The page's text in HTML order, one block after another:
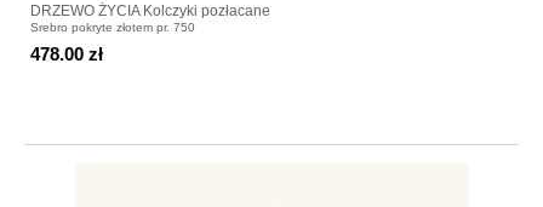
DRZEWO ŻYCIA Kolczyki pozłacane
Srebro pokryte złotem pr. 750
478.00 zł